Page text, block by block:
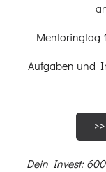
Mentoringtag
Aufgaben und
Dein Invest: